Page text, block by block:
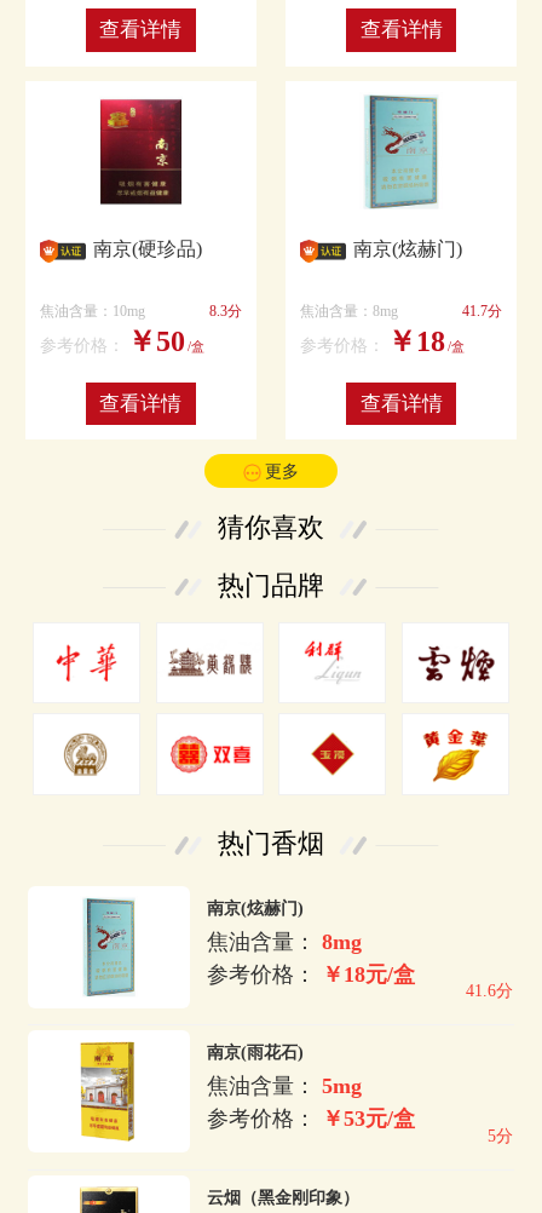
查看详情 查看详情
南京(硬珍品)
焦油含量：10mg 8.3分
参考价格： ￥50 /盒
查看详情
南京(炫赫门)
焦油含量：8mg 41.7分
参考价格： ￥18/盒
查看详情
更多
猜你喜欢
热门品牌
热门香烟
南京(炫赫门)
焦油含量：8mg
参考价格：
￥18元/盒
41.6分
南京(雨花石)
焦油含量：5mg
参考价格：
￥53元/盒
5分
云烟（黑金刚印象）